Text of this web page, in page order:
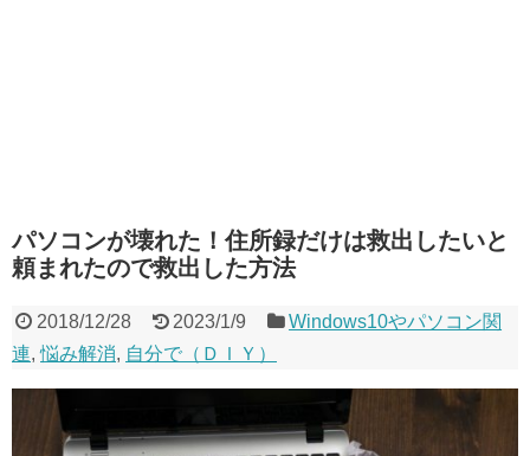
パソコンが壊れた！住所録だけは救出したいと
頼まれたので救出した方法
2018/12/28 2023/1/9
Windows10やパソコン関
連,悩み解消, 自分で（ＤＩＹ）